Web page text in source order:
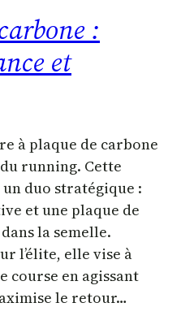
:
et
à plaque de carbone
running. Cette
duo stratégique :
et une plaque de
la semelle.
l’élite, elle vise à
course en agissant
le retour…